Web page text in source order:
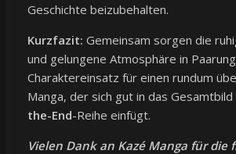
Geschichte beizubehalten.
Kurzfazit: Gemeinsam sorgen die
und gelungene Atmosphäre in
Charaktereinsatz für einen rundum
Manga, der sich gut in das
the-End-Reihe einfügt.
Vielen Dank an Kazé Manga für die